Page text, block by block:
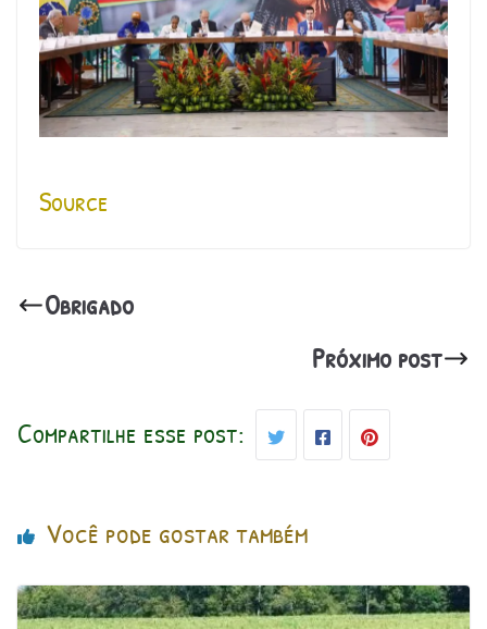
Source
Obrigado
Próximo post
Compartilhe esse post:
Você pode gostar também